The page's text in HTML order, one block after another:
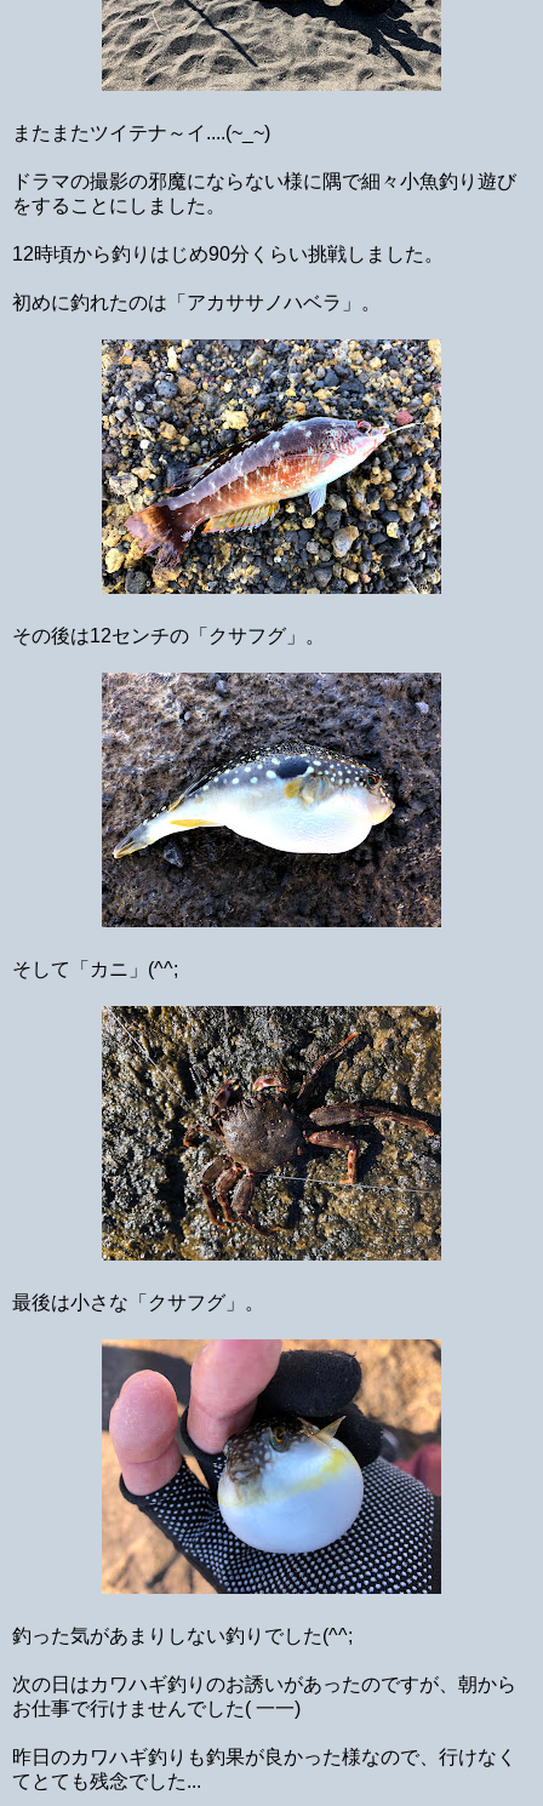
またまたツイテナ～イ....(~_~)
ドラマの撮影の邪魔にならない様に隅で細々小魚釣り遊び
をすることにしました。
12時頃から釣りはじめ90分くらい挑戦しました。
初めに釣れたのは「アカササノハベラ」。
その後は12センチの「クサフグ」。
そして「カニ」(^^;
最後は小さな「クサフグ」。
釣った気があまりしない釣りでした(^^;
次の日はカワハギ釣りのお誘いがあったのですが、朝から
お仕事で行けませんでした( 一一)
昨日のカワハギ釣りも釣果が良かった様なので、行けなく
てとても残念でした...